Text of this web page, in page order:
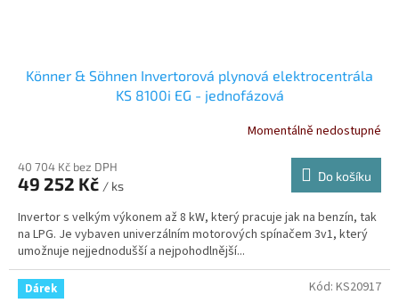
Könner & Söhnen Invertorová plynová elektrocentrála
KS 8100i EG - jednofázová
Momentálně nedostupné
40 704 Kč bez DPH
49 252 Kč / ks
Do košíku
Invertor s velkým výkonem až 8 kW, který pracuje jak na benzín, tak
na LPG. Je vybaven univerzálním motorových spínačem 3v1, který
umožnuje nejjednodušší a nejpohodlnější...
Dárek Kód: KS20917